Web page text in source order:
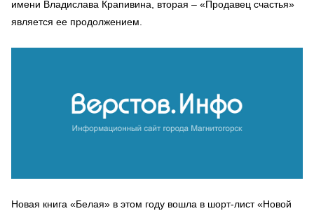
имени Владислава Крапивина, вторая – «Продавец счастья»
является ее продолжением.
Новая книга «Белая» в этом году вошла в шорт-лист «Новой